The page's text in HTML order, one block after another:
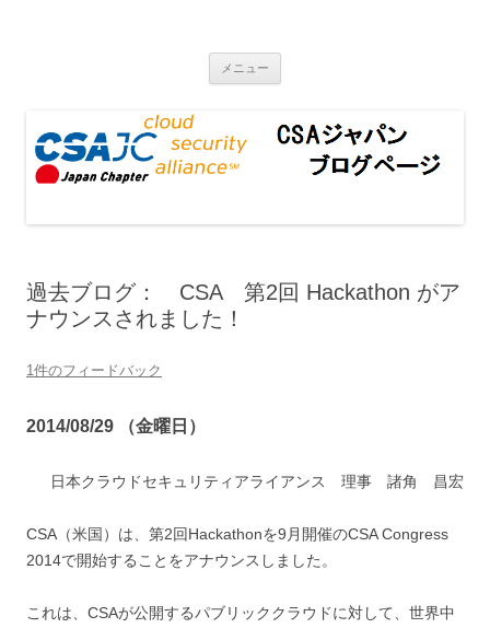
メニュー
過去ブログ： CSA 第2回 Hackathon がア
ナウンスされました！
1件のフィードバック
2014/08/29 （金曜日）
日本クラウドセキュリティアライアンス 理事 諸角 昌宏
CSA（米国）は、第2回Hackathonを9月開催のCSA Congress
2014で開始することをアナウンスしました。
これは、CSAが公開するパブリッククラウドに対して、世界中